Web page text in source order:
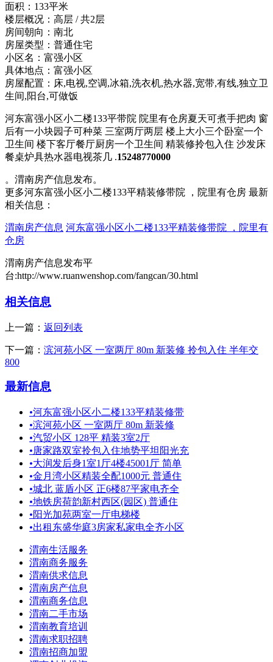
面积： 133平米
楼层概况： 高层 / 共2层
房间朝向： 南北
房屋类型： 普通住宅
小区名： 富强小区
具体地点： 富强小区
房屋配置： 床,电视,空调,冰箱,洗衣机,热水器,宽带,有线,独立卫
生间,阳台,可做饭
河东富强小区小二楼133平带院 院里有仓房夏天可煮手把肉 窗
后有一小块园子可种菜 三室两厅两层 楼上大小三个卧室一个
卫生间 楼下客厅餐厅厨房一个卫生间 精装修拎包入住 沙发床
餐桌炉具热水器电视茶几 .15248770000
。渭南房产信息发布。
更多河东富强小区小二楼133平精装修带院 ，院里有仓房 最新
相关信息：
渭南房产信息 河东富强小区小二楼133平精装修带院 ，院里有
仓房
渭南房产信息发布平
台:http://www.ruanwenshop.com/fangcan/30.html
相关信息
上一篇： 返回列表
下一篇： 滨河苑小区 一室两厅 80m 新装修 拎包入住 半年交
800
最新信息
•河东富强小区小二楼133平精装修带
•滨河苑小区 一室两厅 80m 新装修
•汽贸小区 128平 精装3室2厅
•唐家路双室拎包入住地势平坦阳光充
•大润发后身1室1厅4楼45001厅 简单
•金月湾小区精装全配1000元 普通住
•城北 蓝盾小区 正6楼87平家电齐全
•地铁房荷韵新村西区(园区) 普通住
•阳光加苑两室一厅电梯楼
•出租东盛华庭3房家私家电全齐小区
渭南生活服务
渭南商务服务
渭南供求信息
渭南房产信息
渭南商务信息
渭南二手市场
渭南教育培训
渭南求职招聘
渭南招商加盟